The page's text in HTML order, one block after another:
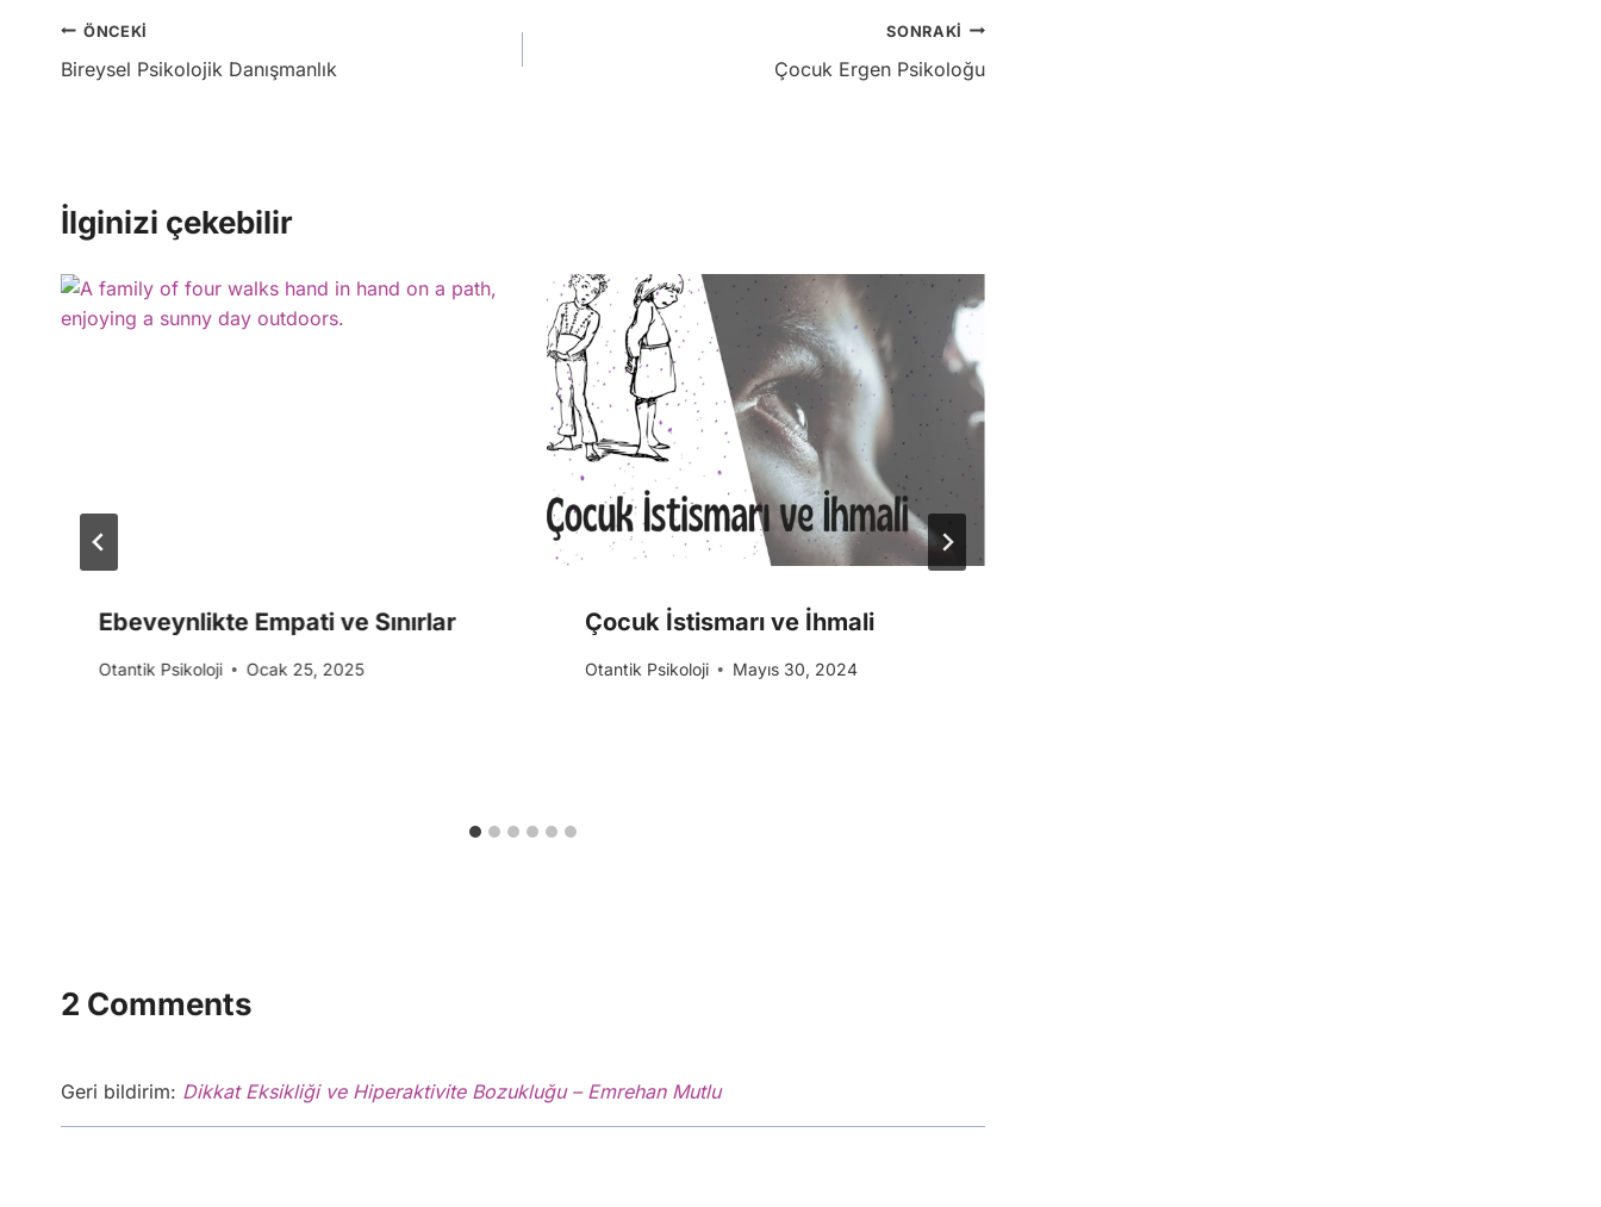
Yazı
gezinmesi
ÖNCEKI
Bireysel Psikolojik Danışmanlık
SONRAKI
Çocuk Ergen Psikoloğu
İlginizi çekebilir
Ebeveynlikte Empati ve Sınırlar
Otantik Psikoloji Ocak 25, 2025
Çocuk İstismarı ve İhmali
Otantik Psikoloji Mayıs 30, 2024
2 Comments
Geri bildirim: Dikkat Eksikliği ve Hiperaktivite Bozukluğu – Emrehan Mutlu